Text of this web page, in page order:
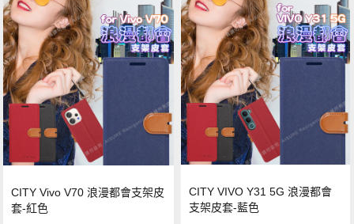
CITY Vivo V70 浪漫都會支架皮
套-紅色
CITY VIVO Y31 5G 浪漫都會
支架皮套-藍色